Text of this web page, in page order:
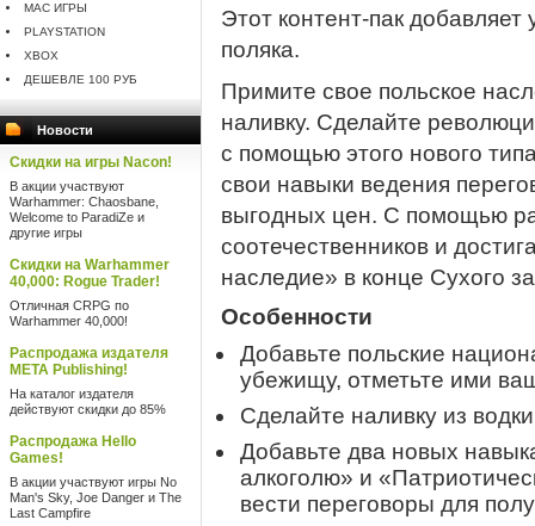
MAC ИГРЫ
PLAYSTATION
XBOX
ДЕШЕВЛЕ 100 РУБ
Новости
Скидки на игры Nacon!
В акции участвуют
Warhammer: Chaosbane,
Welcome to ParadiZe и
другие игры
Скидки на Warhammer
40,000: Rogue Trader!
Отличная CRPG по
Warhammer 40,000!
Распродажа издателя
META Publishing!
На каталог издателя
действуют скидки до 85%
Распродажа Hello
Games!
В акции участвуют игры No
Man's Sky, Joe Danger и The
Last Campfire
Этот контент-пак
поляка.
Примите свое польское
наливку. Сделайте
с помощью этого нового
свои навыки ведения
выгодных цен. С помощью
соотечественников и
наследие» в конце Сухого
Особенности
Добавьте польские
убежищу, отметьте ими
Сделайте наливку из
Добавьте два новых
алкоголю» и
вести переговоры для